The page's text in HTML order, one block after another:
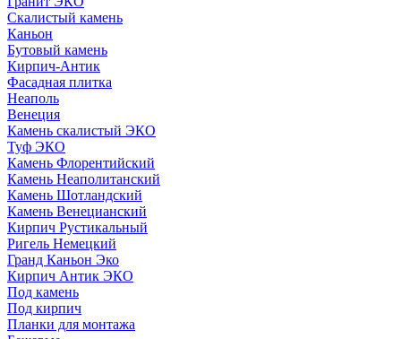
Скалистый камень
Каньон
Бутовый камень
Кирпич-Антик
Фасадная плитка
Неаполь
Венеция
Камень скалистый ЭКО
Туф ЭКО
Камень Флорентийский
Камень Неаполитанский
Камень Шотландский
Камень Венецианский
Кирпич Рустикальный
Ригель Немецкий
Гранд Каньон Эко
Кирпич Антик ЭКО
Под камень
Под кирпич
Планки для монтажа